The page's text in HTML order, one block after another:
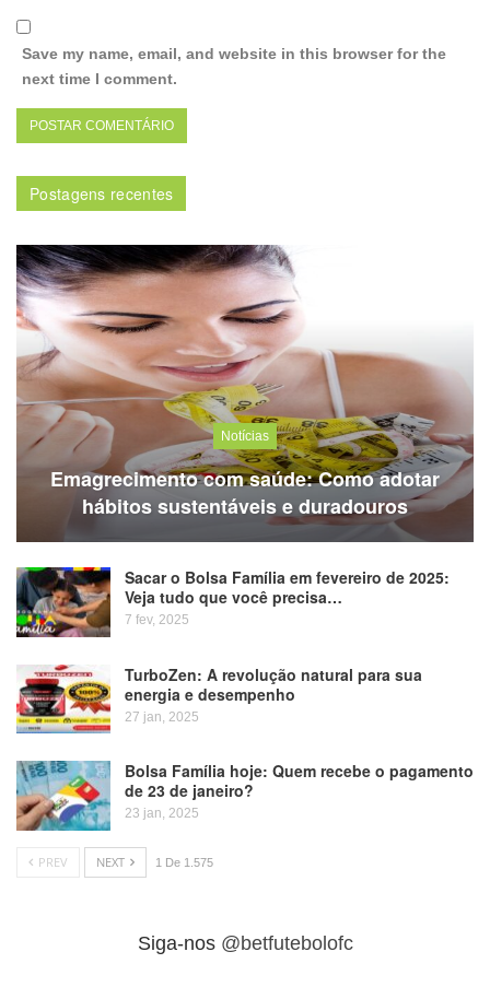
Save my name, email, and website in this browser for the
next time I comment.
Postagens recentes
Notícias
Emagrecimento com saúde: Como adotar
hábitos sustentáveis e duradouros
Sacar o Bolsa Família em fevereiro de 2025:
Veja tudo que você precisa…
7 fev, 2025
TurboZen: A revolução natural para sua
energia e desempenho
27 jan, 2025
Bolsa Família hoje: Quem recebe o pagamento
de 23 de janeiro?
23 jan, 2025
PREV NEXT 1 De 1.575
Siga-nos @betfutebolofc